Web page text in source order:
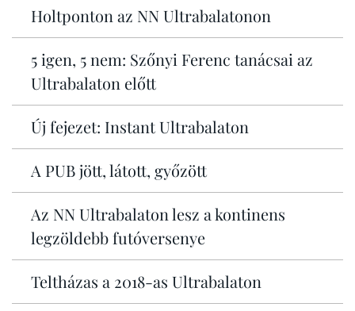
Holtponton az NN Ultrabalatonon
5 igen, 5 nem: Szőnyi Ferenc tanácsai az
Ultrabalaton előtt
Új fejezet: Instant Ultrabalaton
A PUB jött, látott, győzött
Az NN Ultrabalaton lesz a kontinens
legzöldebb futóversenye
Teltházas a 2018-as Ultrabalaton